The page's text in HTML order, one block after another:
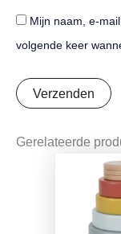
Mijn naam, e-
volgende keer
Gerelateerde
prijs
was: